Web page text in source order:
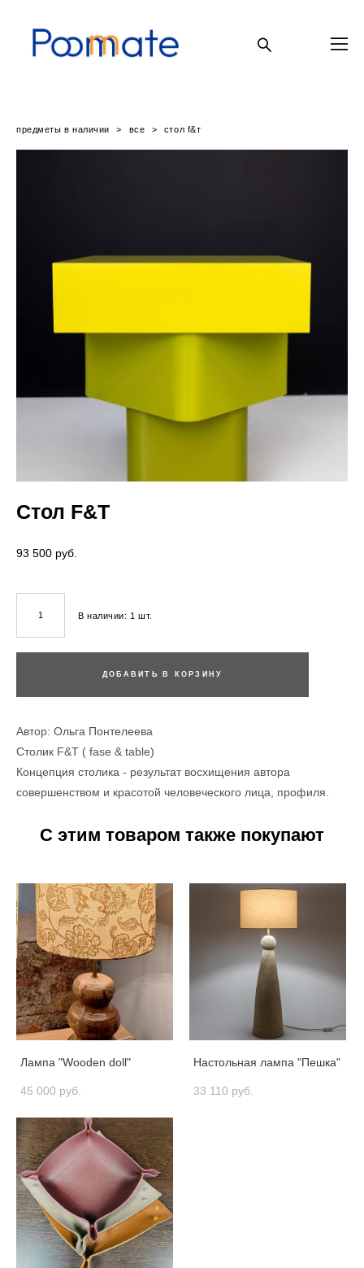
предметы в наличии > все > стол f&т
Стол F&Т
93 500 pуб.
В наличии: 1 шт.
ДОБАВИТЬ В КОРЗИНУ
Автор: Ольга Понтелеева
Столик F&T ( fase & table)
Концепция столика - результат восхищения автора
совершенством и красотой человеческого лица, профиля.
С этим товаром также покупают
Лампа "Wooden doll"
45 000 pуб.
Настольная лампа "Пешка"
33 110 pуб.